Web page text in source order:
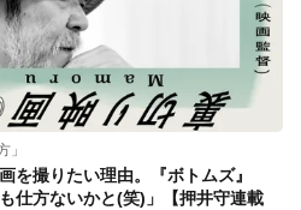
」
を撮りたい理由。『ボトムズ』
仕方ないかと(笑)」【押井守連載